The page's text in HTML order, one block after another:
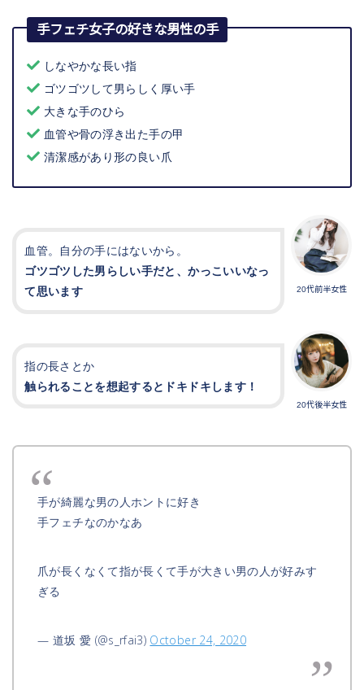
手フェチ女子の好きな男性の手
しなやかな長い指
ゴツゴツして男らしく厚い手
大きな手のひら
血管や骨の浮き出た手の甲
清潔感があり形の良い爪
20代前半女性
血管。自分の手にはないから。
ゴツゴツした男らしい手だと、かっこいいなっ
て思います
20代後半女性
指の長さとか
触られることを想起するとドキドキします！
手が綺麗な男の人ホントに好き
手フェチなのかなあ
爪が長くなくて指が長くて手が大きい男の人が好みす
ぎる
— 道坂 愛 (@s_rfai3) October 24, 2020